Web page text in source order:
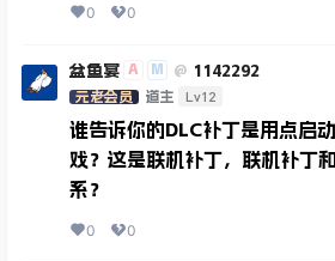
0 0
盆鱼宴 A M @ 1142292
元老会员 道主 Lv12
谁告诉你的DLC补丁是用点启
戏？这是联机补丁，联机补丁
系？
0 0